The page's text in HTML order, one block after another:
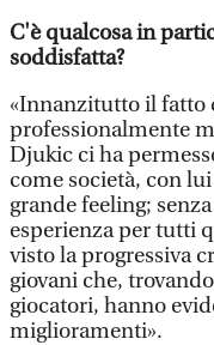
C'è qualcosa in
soddisfatta?
«Innanzitutto il fatto
professionalmente
Djukic ci ha
come società, con
grande feeling;
esperienza per tutti
visto la progressiva
giovani che,
giocatori, hanno
miglioramenti».